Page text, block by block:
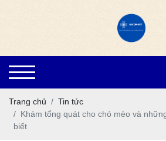
Trang chủ
Tin tức
Khám tổng quát cho chó mèo và
biết